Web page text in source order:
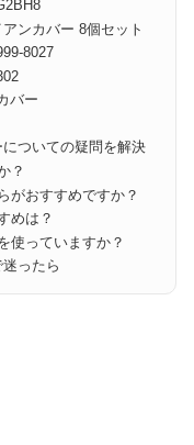
ンカバー 8個セット
8027
バー
ついての疑問を解決
？
がおすすめですか？
めは？
使っていますか？
ったら